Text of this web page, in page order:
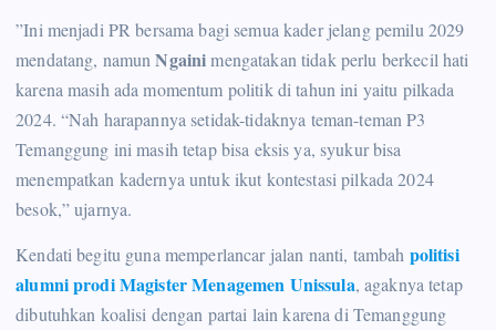
”Ini menjadi PR bersama bagi semua kader jelang pemilu 2029
mendatang, namunNgainimengatakan tidak perlu berkecil hati
karena masih ada momentum politik di tahun ini yaitu pilkada
2024. “Nah harapannya setidak-tidaknya teman-teman P3
Temanggung ini masih tetap bisa eksis ya, syukur bisa
menempatkan kadernya untuk ikut kontestasi pilkada 2024
besok,” ujarnya.
Kendati begitu guna memperlancar jalan nanti, tambah politisi
alumni prodi Magister Menagemen Unissula, agaknya tetap
dibutuhkan koalisi dengan partai lain karena di Temanggung